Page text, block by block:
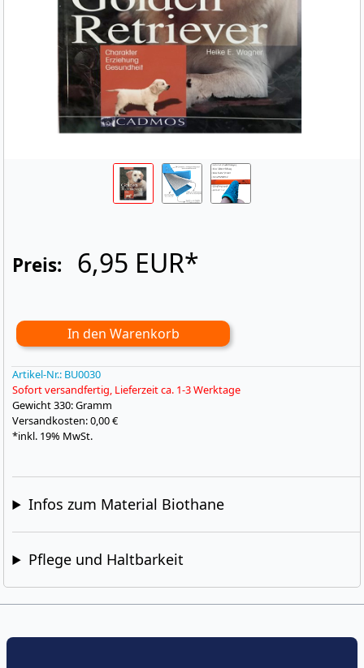
Preis: 6,95 EUR*
Artikel-Nr.: BU0030
Sofort versandfertig, Lieferzeit ca. 1-3 Werktage
Gewicht330: Gramm
Versandkosten: 0,00 €
*inkl. 19% MwSt.
Infos zum Material Biothane
Pflege und Haltbarkeit